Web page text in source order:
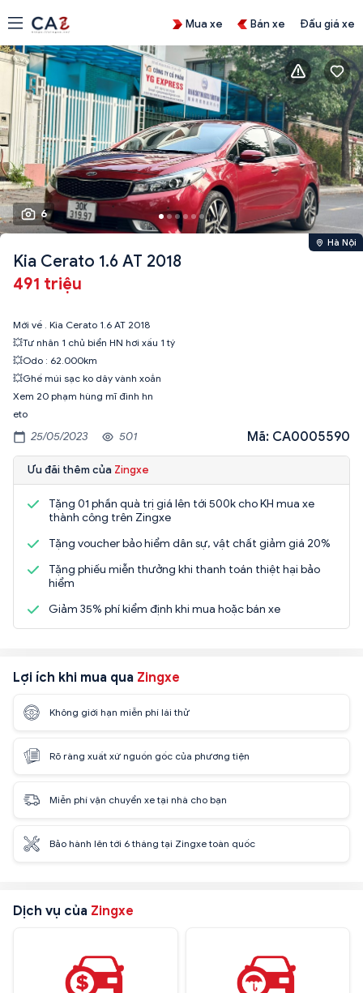
Mua xe Bán xe Đấu giá xe
6
Hà Nội
Kia Cerato 1.6 AT 2018
491 triệu
Mới về . Kia Cerato 1.6 AT 2018
💥Tư nhân 1 chủ biển HN hơi xấu 1 tý
💥Odo : 62.000km
💥Ghế múi sạc ko dây vành xoắn
Xem 20 phạm hùng mĩ đình hn
eto
25/05/2023 501 Mã: CA0005590
Ưu đãi thêm của Zingxe
Tặng 01 phần quà trị giá lên tới 500k cho KH mua xe
thành công trên Zingxe
Tặng voucher bảo hiểm dân sự, vật chất giảm giá 20%
Tặng phiếu miễn thưởng khi thanh toán thiệt hại bảo
hiểm
Giảm 35% phí kiểm định khi mua hoặc bán xe
Lợi ích khi mua qua Zingxe
Không giới hạn miễn phí lái thử
Rõ ràng xuất xứ nguồn gốc của phương tiện
Miễn phí vận chuyển xe tại nhà cho bạn
Bảo hành lên tới 6 tháng tại Zingxe toàn quốc
Dịch vụ của Zingxe